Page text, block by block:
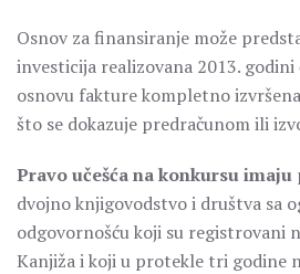
Osnov za finansiranje može
investicija realizovana 2013. godini
osnovu fakture kompletno
što se dokazuje predračunom ili
Pravo učešća na konkursu imaju
dvojno knjigovodstvo i društva sa
odgovornošću koji su registrovani
Kanjiža i koji u protekle tri godine